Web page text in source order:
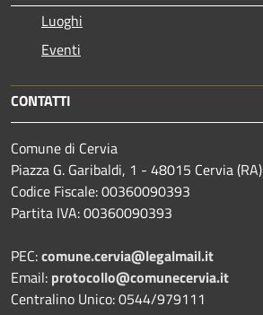
Luoghi
Eventi
CONTATTI
Comune di Cervia
Piazza G. Garibaldi, 1 - 48015 Cervia (RA)
Codice Fiscale: 00360090393
Partita IVA: 00360090393
PEC:comune.cervia@legalmail.it
Email: protocollo@comunecervia.it
Centralino Unico: 0544/979111